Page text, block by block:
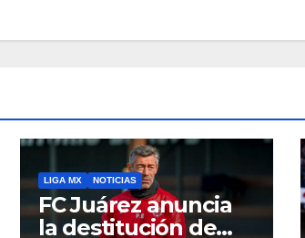
LIGA MX NOTICIAS
FC Juárez anuncia
la destitución de